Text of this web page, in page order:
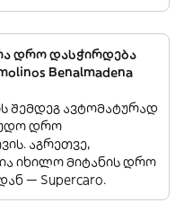
დრო დასჭირდება
Benalmadena
შემდეგ ავტომატურად
დრო
აგრეთვე,
იხილო მიტანის დრო
— Supercaro.